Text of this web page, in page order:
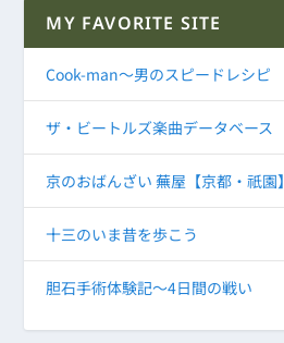
MY FAVORITE SITE
Cook-man～男のスピードレシピ
ザ・ビートルズ楽曲データベース
京のおばんざい 蕪屋【京都・祇園】
十三のいま昔を歩こう
胆石手術体験記～4日間の戦い